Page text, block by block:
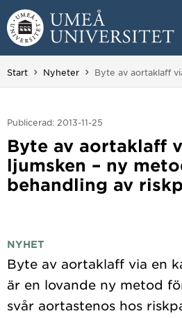
Hoppa direkt till innehållet
Huvudmenyn dold.
Start Nyheter Du är här:
Byte av aortaklaff
Publicerad: 2013-11-25
Byte av aortaklaff
ljumsken – ny
behandling av
NYHET
Byte av aortaklaff via en
är en lovande ny metod
svår aortastenos hos